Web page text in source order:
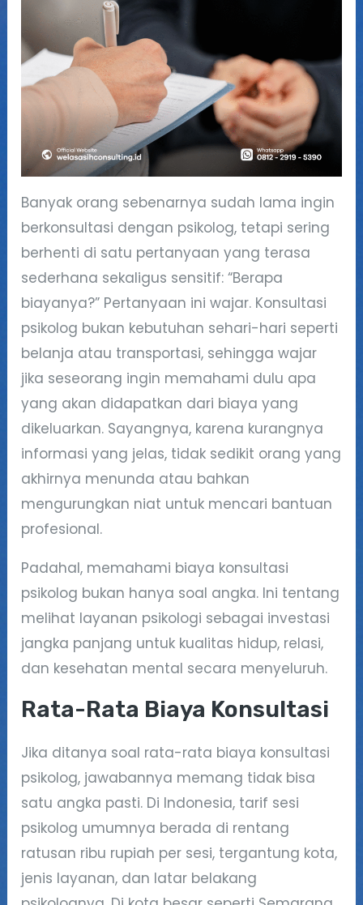
Banyak orang sebenarnya sudah lama ingin
berkonsultasi dengan psikolog, tetapi sering
berhenti di satu pertanyaan yang terasa
sederhana sekaligus sensitif: “Berapa
biayanya?” Pertanyaan ini wajar. Konsultasi
psikolog bukan kebutuhan sehari-hari seperti
belanja atau transportasi, sehingga wajar
jika seseorang ingin memahami dulu apa
yang akan didapatkan dari biaya yang
dikeluarkan. Sayangnya, karena kurangnya
informasi yang jelas, tidak sedikit orang yang
akhirnya menunda atau bahkan
mengurungkan niat untuk mencari bantuan
profesional.
Padahal, memahami biaya konsultasi
psikolog bukan hanya soal angka. Ini tentang
melihat layanan psikologi sebagai investasi
jangka panjang untuk kualitas hidup, relasi,
dan kesehatan mental secara menyeluruh.
Rata-Rata Biaya Konsultasi
Jika ditanya soal rata-rata biaya konsultasi
psikolog, jawabannya memang tidak bisa
satu angka pasti. Di Indonesia, tarif sesi
psikolog umumnya berada di rentang
ratusan ribu rupiah per sesi, tergantung kota,
jenis layanan, dan latar belakang